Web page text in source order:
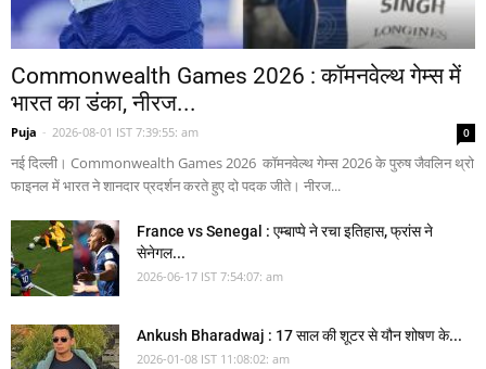
Commonwealth Games 2026 : कॉमनवेल्थ गेम्स में
भारत का डंका, नीरज...
Puja - 2026-08-01 IST 7:39:55: am 0
नई दिल्ली। Commonwealth Games 2026 कॉमनवेल्थ गेम्स 2026 के पुरुष जैवलिन थ्रो
फाइनल में भारत ने शानदार प्रदर्शन करते हुए दो पदक जीते। नीरज...
France vs Senegal : एम्बाप्पे ने रचा इतिहास, फ्रांस ने
सेनेगल...
2026-06-17 IST 7:54:07: am
Ankush Bharadwaj : 17 साल की शूटर से यौन शोषण के...
2026-01-08 IST 11:08:02: am